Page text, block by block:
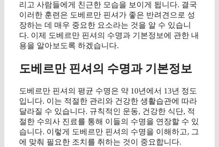
리고 사람들에게 친근한 모습을 보이게 됩니다. 결국
이러한 훈련은 도베르만 핀셔가 좋은 반려견으로 성
장하는 데 매우 중요한 요소라는 것을 알 수 있습니
다. 이제 도베르만 핀셔의 수명과 기본정보에 관한 내
용을 알아보도록 하겠습니다.
도베르만 핀셔의 수명과 기본정보
도베르만 핀셔의 평균 수명은 약 10년에서 13년 정도
입니다. 이는 적절한 관리와 건강한 생활습관에 따라
달라질 수 있습니다. 규칙적인 운동, 건강한 식단, 적
절한 수의사 진료를 통해 이들의 수명을 연장할 수 있
습니다. 이렇게 도베르만 핀셔의 수명을 이해하고, 그
에 맞춰 필요한 조치를 취하는 것이 중요합니다.